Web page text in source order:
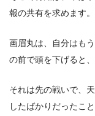
報の共有を求めます。
画眉丸は、自分はも
の前で頭を下げると
それは先の戦いで、
したばかりだったこ